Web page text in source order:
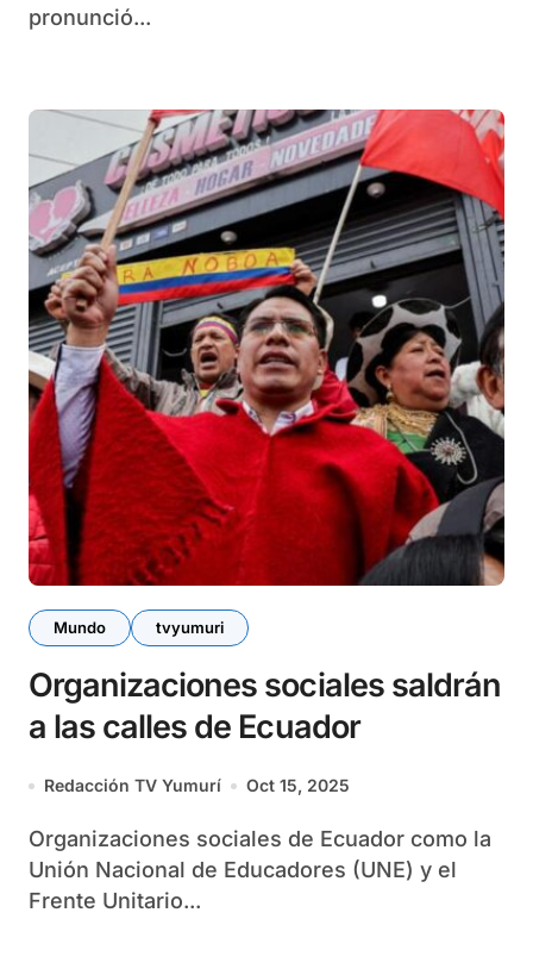
pronunció...
Mundo tvyumuri
Organizaciones sociales saldrán
a las calles de Ecuador
Redacción TV Yumurí Oct 15, 2025
Organizaciones sociales de Ecuador como la
Unión Nacional de Educadores (UNE) y el
Frente Unitario...